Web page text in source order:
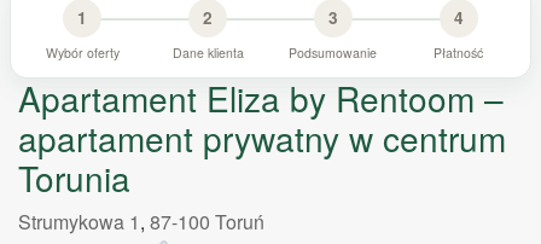
centrum Torunia
1
Wybór oferty
2
Dane klienta
3
Podsumowanie
4
Płatność
Apartament Eliza by Rentoom –
apartament prywatny w centrum
Torunia
Strumykowa 1, 87-100 Toruń